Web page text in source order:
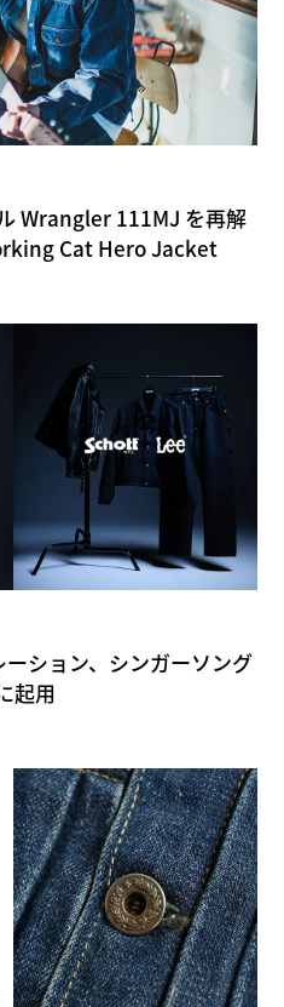
Wrangler 111MJ を再解
Cat Hero Jacket
ション、シンガーソング
起用